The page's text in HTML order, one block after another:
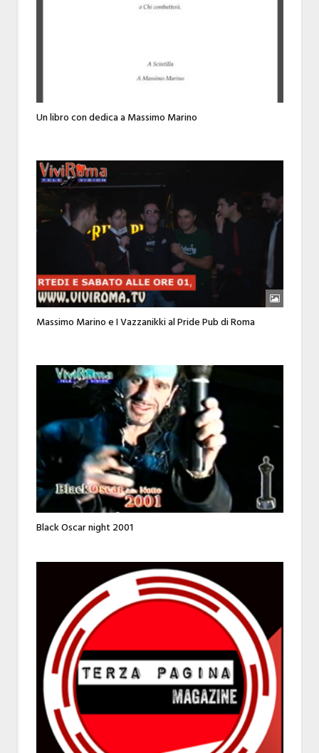
Un libro con dedica a Massimo Marino
Massimo Marino e I Vazzanikki al Pride Pub di Roma
Black Oscar night 2001